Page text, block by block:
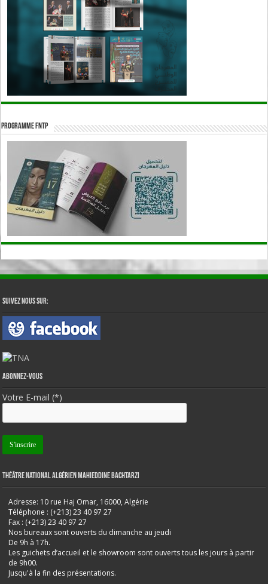
Programme FNTP
Suivez nous sur:
Abonnez-vous
Votre E-mail (*)
Théâtre National Algérien Mahieddine Bachtarzi
Adresse: 10 rue Haj Omar, 16000, Algérie
Téléphone : (+213) 23 40 97 27
Fax : (+213) 23 40 97 27
Nos bureaux sont ouverts du dimanche au jeudi
De 9h à 17h.
Les guichets d’accueil et le showroom sont ouverts tous les jours à partir
de 9h00.
Jusqu'à la fin des présentations.